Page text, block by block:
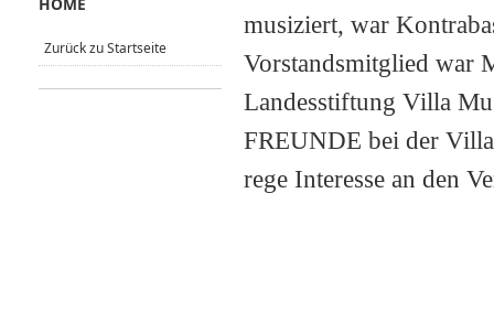
musiziert, war
Vorstandsmitglied war
Landesstiftung Villa
FREUNDE bei der
rege Interesse an den
Zurück zu Startseite